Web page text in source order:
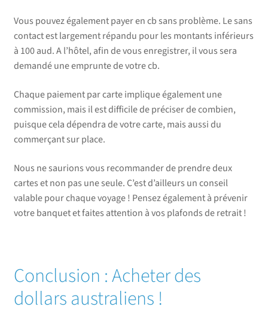
Vous pouvez également payer en cb sans problème. Le sans
contact est largement répandu pour les montants inférieurs
à 100 aud. A l’hôtel, afin de vous enregistrer, il vous sera
demandé une emprunte de votre cb.
Chaque paiement par carte implique également une
commission, mais il est difficile de préciser de combien,
puisque cela dépendra de votre carte, mais aussi du
commerçant sur place.
Nous ne saurions vous recommander de prendre deux
cartes et non pas une seule. C’est d’ailleurs un conseil
valable pour chaque voyage ! Pensez également à prévenir
votre banquet et faites attention à vos plafonds de retrait !
Conclusion : Acheter des
dollars australiens !